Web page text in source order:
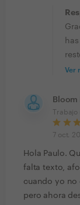
Ver
7 oct.
Hola Paulo.
falta texto,
cuando yo no
pero ahora